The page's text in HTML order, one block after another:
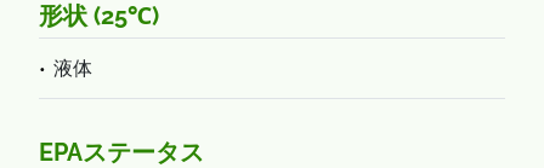
形状 (25℃)
液体
EPAステータス